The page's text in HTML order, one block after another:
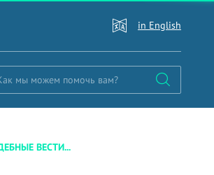
in English
ВЕСТИ...